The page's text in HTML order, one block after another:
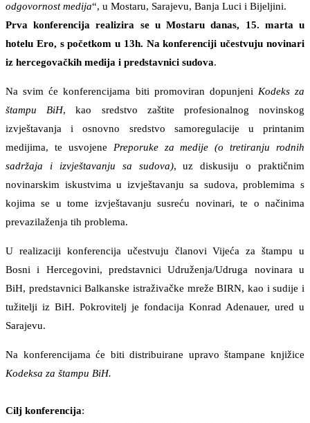
odgovornost medija“, u Mostaru, Sarajevu, Banja Luci i Bijeljini.
Prva konferencija realizira se u Mostaru danas, 15. marta u
hotelu Ero, s početkom u 13h. Na konferenciji učestvuju novinari
iz hercegovačkih medija i predstavnici sudova.
Na svim će konferencijama biti promoviran dopunjeni Kodeks za
štampu BiH, kao sredstvo zaštite profesionalnog novinskog
izvještavanja i osnovno sredstvo samoregulacije u printanim
medijima, te usvojene Preporuke za medije (o tretiranju rodnih
sadržaja i izvještavanju sa sudova), uz diskusiju o praktičnim
novinarskim iskustvima u izvještavanju sa sudova, problemima s
kojima se u tome izvještavanju susreću novinari, te o načinima
prevazilaženja tih problema.
U realizaciji konferencija učestvuju članovi Vijeća za štampu u
Bosni i Hercegovini, predstavnici Udruženja/Udruga novinara u
BiH, predstavnici Balkanske istraživačke mreže BIRN, kao i sudije i
tužitelji iz BiH. Pokrovitelj je fondacija Konrad Adenauer, ured u
Sarajevu.
Na konferencijama će biti distribuirane upravo štampane knjižice
Kodeksa za štampu BiH.
Cilj konferencija: